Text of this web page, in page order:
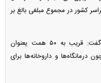
۲۰۰ هزار نفر در سراسر کشور در مجموع مبلغی بالغ بر
قائم مقام سازمان تامین اجتماعی کشور گفت: قریب به ۵۰ همت یعنوان
درمانگاه‌ها و داروخانه‌ها برای